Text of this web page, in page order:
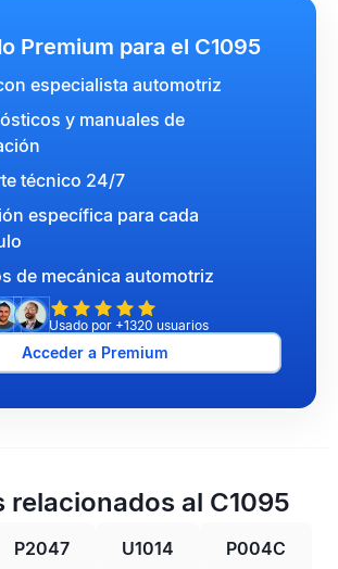
Premium para el C1095
especialista automotriz
y manuales de
técnico 24/7
específica para cada
de mecánica automotriz
Usado por +1320 usuarios
Acceder a Premium
relacionados al C1095
P2047 U1014 P004C